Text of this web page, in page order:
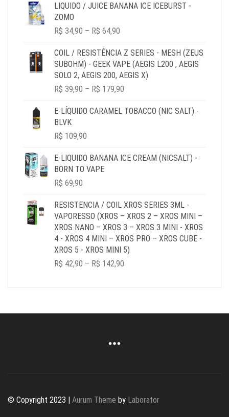
LIQUIDO / JUICE BANANA ICE ICEBURST -
ZOMO
R$ 34,90 – R$ 64,90
R$ 34,90
THROUGH
R$ 64,90
COIL / RESISTÊNCIA Z SERIES - MESH (ZEUS
SUBOHM) - GEEK VAPE (AEGIS L200 , AEGIS
SOLO 2, AEGIS 200, AEGIS X)
R$ 39,90 – R$ 179,90
R$ 39,90
E-LÍQUIDO CARAMEL TOBACCO (NIC SALT) -
BLVK
R$ 109,90
E-LIQUIDO BANANA ICE CREAM (NICSALT) -
BORN TO VAPE
R$ 69,90
RESISTENCIA / COIL XROS SERIES 3ML -
VAPORESSO (XROS – XROS 2 – XROS MINI –
XROS NANO – XROS 3 – XROS 3 MINI - XROS
4 - XROS 4 MINI – XROS PRO – XROS CUBE -
XROS 5 - XROS MINI 5)
R$ 42,90 – R$ 142,90
© Copyright 2023 | Aurum Theme by Laborator